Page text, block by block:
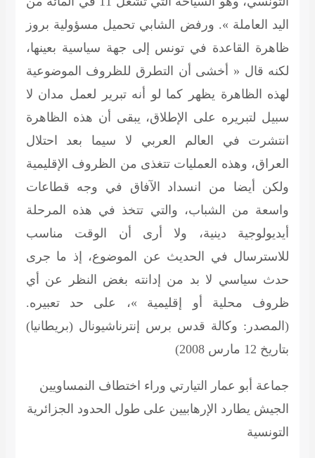
اليد العاملة ». ورفض الشابي تحميل مسؤولية بروز
ظاهرة القاعدة في تونس إلى جهة سياسية بعينها،
لكنه قال « أخشى أن التطرق للظروف الموضوعية
لهذه الظاهرة يظهر كما لو أنه تبرير لعمل مدان لا
سبيل لتبريره على الإطلاق، يبقى أن هذه الظاهرة
انتشرت في العالم العربي لا سيما بعد احتلال
العراق، وهذه العمليات تتغذى من الظروف الإقليمية
ولكن أيضا من انسداد الآفاق في وجه قطاعات
واسعة من الشباب، والتي تتخذ في هذه المرحلة
أيديولوجية دينية، ولا أرى أن الوقت مناسب
للاسترسال في الحديث عن الموضوع، إذ ما جرى
حدث سياسي لا بد من إدانته بغض النظر عن أي
ظروف محلية أو إقليمية »، على حد تعبيره.
(المصدر: وكالة قدس برس إنترناشيونال (بريطانيا)
بتاريخ 12 مارس 2008)
جماعة أبو عمار التيارتي وراء اختطاف النمساويين
الجيش يطارد الإرهابيين على طول الحدود الجزائرية
التونسية